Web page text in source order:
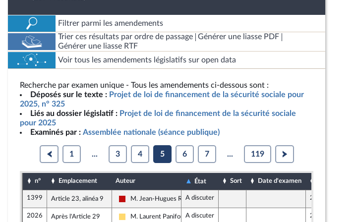
Filtrer parmi les amendements
Trier ces résultats par ordre de passage
Générer une liasse PDF
Générer une liasse RTF
Voir tous les amendements législatifs sur open data
Recherche par examen unique - Tous les amendements ci-dessous sont :
Déposés sur le texte : Projet de loi de financement de la sécurité sociale pour
2025, n° 325
Liés au dossier législatif : Projet de loi de financement de la sécurité sociale
pour 2025
Examinés par : Assemblée nationale (séance publique)
1 ... 3 4 5 6 7 ... 119
n° Emplacement Auteur État Sort Date d'examen
1399 Article 23, alinéa 9
La France insoumise - Nouveau Front Populaire
M. Jean-Hugues Ratenon
A discuter 24 octobre 2024
2026 Après l'Article 29
Libertés, Indépendants, Outre-mer et Territoires
M. Laurent PanifousA discuter 25 octobre 2024